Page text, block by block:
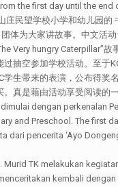
the first day until the
庄民望学校小学和幼儿园的
体为大家讲故事。中文活
Very hungry Caterpillar”
抽空参加学校活动。至于
生带来的表演，公布得奖
真是藉由活动享受阅读的一
dengan perkenalan
and Preschool. The
dari pencerita ‘Ayo
TK melakukan
kembali